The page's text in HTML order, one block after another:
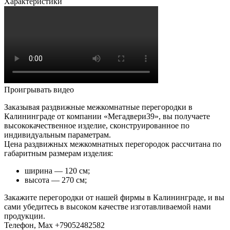
Проигрывать видео
Заказывая раздвижные межкомнатные перегородки в
Калининграде от компании «Мегадвери39», вы получаете
высококачественное изделие, сконструированное по
индивидуальным параметрам.
Цена раздвижных межкомнатных перегородок рассчитана по
габаритным размерам изделия:
ширина — 120 см;
высота — 270 см;
Закажите перегородки от нашей фирмы в Калининграде, и вы
сами убедитесь в высоком качестве изготавливаемой нами
продукции.
Телефон, Мах +79052482582